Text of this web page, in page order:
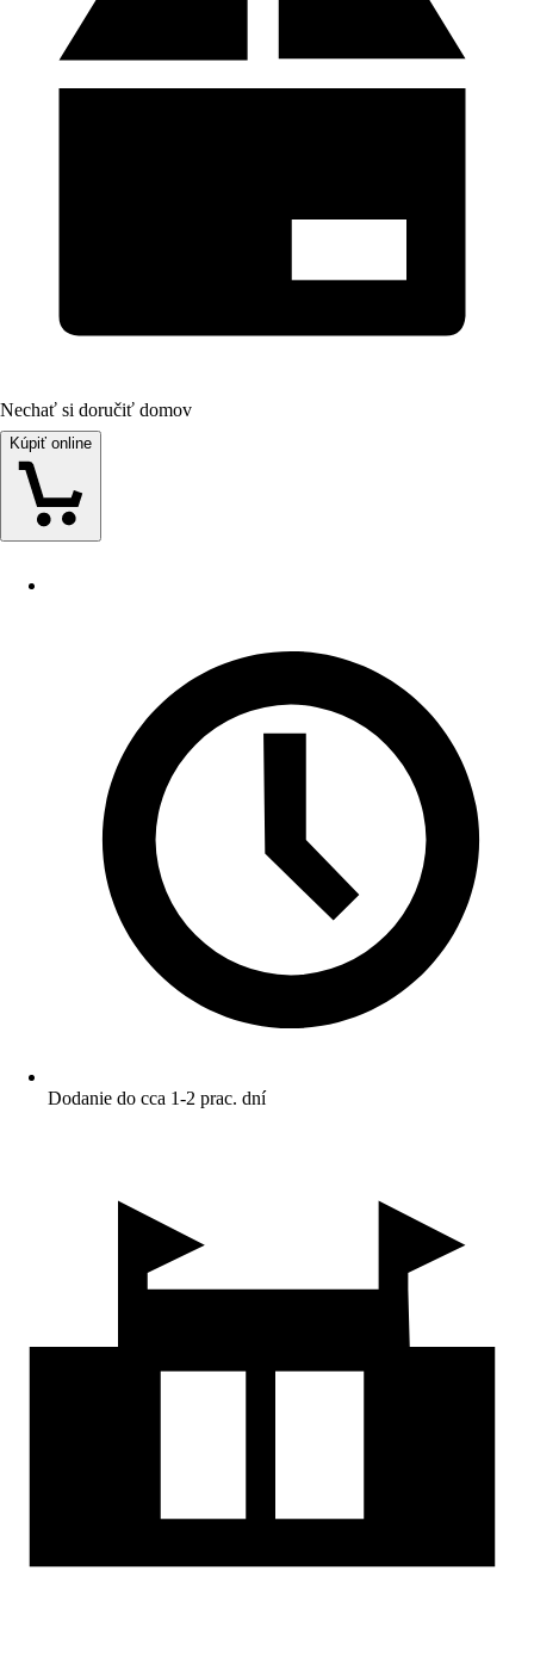
Nechať si doručiť domov
Kúpiť online
Dodanie do cca 1-2 prac. dní